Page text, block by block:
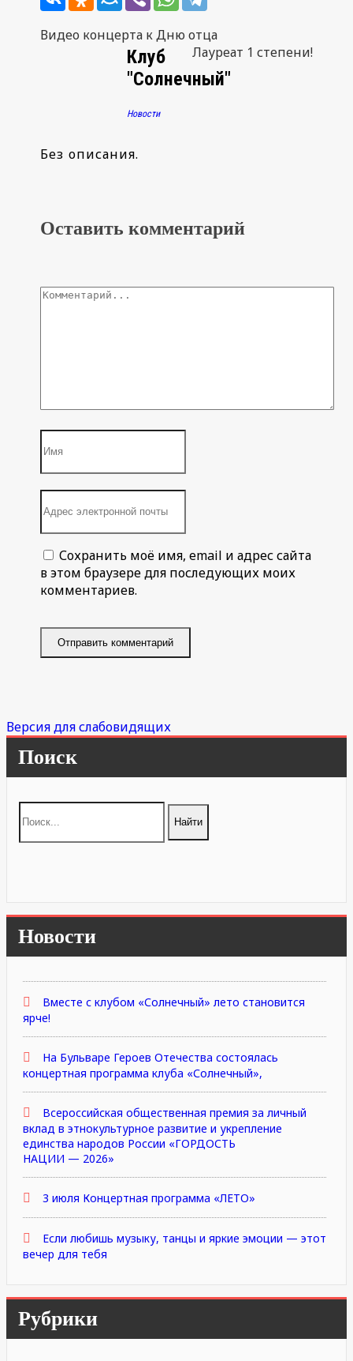
Навигация
Видео концерта к Дню отца
Лауреат 1 степени!
Клуб
"Солнечный"
Новости
Без описания.
Оставить комментарий
Сохранить моё имя, email и адрес сайта
в этом браузере для последующих моих
комментариев.
Версия для слабовидящих
Поиск
Новости
Вместе с клубом «Солнечный» лето становится
ярче!
На Бульваре Героев Отечества состоялась
концертная программа клуба «Солнечный»,
Всероссийская общественная премия за личный
вклад в этнокультурное развитие и укрепление
единства народов России «ГОРДОСТЬ
НАЦИИ — 2026»
3 июля Концертная программа «ЛЕТО»
Если любишь музыку, танцы и яркие эмоции — этот
вечер для тебя
Рубрики